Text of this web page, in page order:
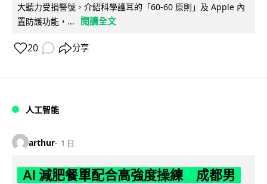
大聽力受損警號，介紹科學護耳的「60-60 原則」及 Apple 內
置防護功能，...
閱讀全文
20 分享
人工智能
arthur 1 日
AI 減肥餐單配合高強度操練 成都男